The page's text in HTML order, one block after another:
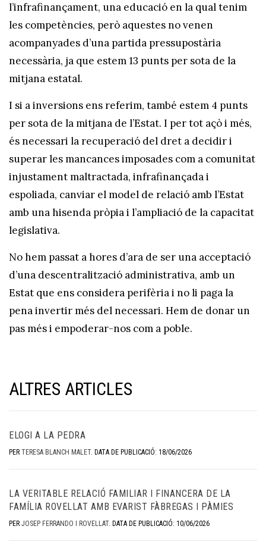
l’infrafinançament, una educació en la qual tenim
les competències, però aquestes no venen
acompanyades d’una partida pressupostària
necessària, ja que estem 13 punts per sota de la
mitjana estatal.
I si a inversions ens referim, també estem 4 punts
per sota de la mitjana de l’Estat. I per tot açò i més,
és necessari la recuperació del dret a decidir i
superar les mancances imposades com a comunitat
injustament maltractada, infrafinançada i
espoliada, canviar el model de relació amb l’Estat
amb una hisenda pròpia i l’ampliació de la capacitat
legislativa.
No hem passat a hores d’ara de ser una acceptació
d’una descentralització administrativa, amb un
Estat que ens considera perifèria i no li paga la
pena invertir més del necessari. Hem de donar un
pas més i empoderar-nos com a poble.
ALTRES ARTICLES
ELOGI A LA PEDRA
PER TERESA BLANCH MALET. DATA DE PUBLICACIÓ: 18/06/2026
LA VERITABLE RELACIÓ FAMILIAR I FINANCERA DE LA
FAMÍLIA ROVELLAT AMB EVARIST FÀBREGAS I PÀMIES
PER JOSEP FERRANDO I ROVELLAT. DATA DE PUBLICACIÓ: 10/06/2026